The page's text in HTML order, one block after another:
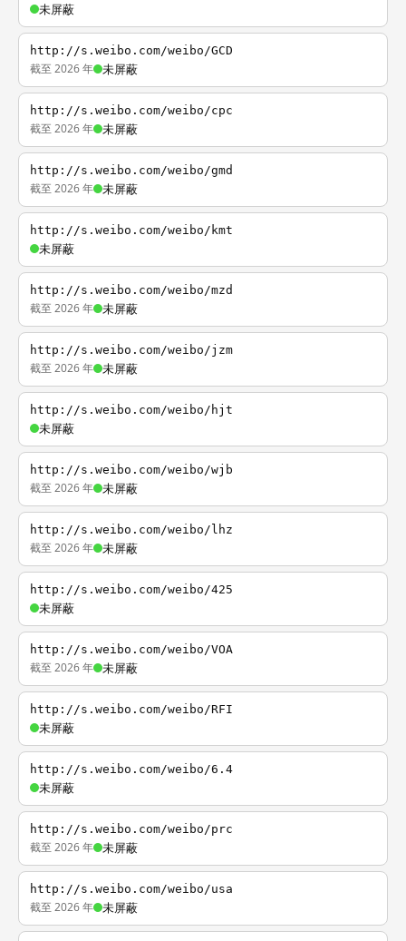
未屏蔽
http://s.weibo.com/weibo/GCD
截至 2026 年 未屏蔽
http://s.weibo.com/weibo/cpc
截至 2026 年 未屏蔽
http://s.weibo.com/weibo/gmd
截至 2026 年 未屏蔽
http://s.weibo.com/weibo/kmt
未屏蔽
http://s.weibo.com/weibo/mzd
截至 2026 年 未屏蔽
http://s.weibo.com/weibo/jzm
截至 2026 年 未屏蔽
http://s.weibo.com/weibo/hjt
未屏蔽
http://s.weibo.com/weibo/wjb
截至 2026 年 未屏蔽
http://s.weibo.com/weibo/lhz
截至 2026 年 未屏蔽
http://s.weibo.com/weibo/425
未屏蔽
http://s.weibo.com/weibo/VOA
截至 2026 年 未屏蔽
http://s.weibo.com/weibo/RFI
未屏蔽
http://s.weibo.com/weibo/6.4
未屏蔽
http://s.weibo.com/weibo/prc
截至 2026 年 未屏蔽
http://s.weibo.com/weibo/usa
截至 2026 年 未屏蔽